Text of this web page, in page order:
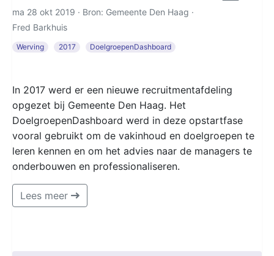
ma 28 okt 2019 · Bron: Gemeente Den Haag ·
Fred Barkhuis
Werving 2017 DoelgroepenDashboard
In 2017 werd er een nieuwe recruitmentafdeling
opgezet bij Gemeente Den Haag. Het
DoelgroepenDashboard werd in deze opstartfase
vooral gebruikt om de vakinhoud en doelgroepen te
leren kennen en om het advies naar de managers te
onderbouwen en professionaliseren.
Lees meer